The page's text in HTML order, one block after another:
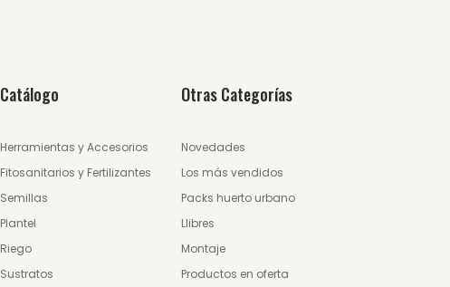
Catálogo
Herramientas y Accesorios
Fitosanitarios y Fertilizantes
Semillas
Plantel
Riego
Sustratos
Otras Categorías
Novedades
Los más vendidos
Packs huerto urbano
Llibres
Montaje
Productos en oferta